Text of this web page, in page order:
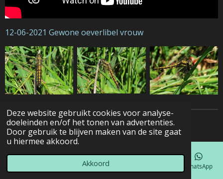
Deze website gebruikt cookies voor analyse-
doeleinden en/of het tonen van advertenties.
Door gebruik te blijven maken van de site gaat
u hiermee akkoord.
Akkoord
12-06-2021 Gewone oeverlibel vrouw
© 2022 - 2026 Natuurfotografie
Telefoonnummer WhatsApp